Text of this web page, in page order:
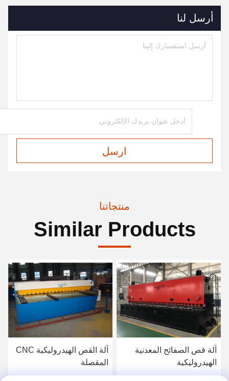
أرسل لنا
ارسل
منتجاتنا
Similar Products
المعدنية
آلة القص الهيدروليكية CNC